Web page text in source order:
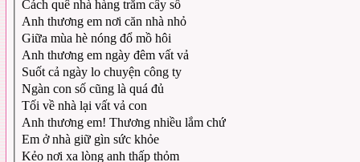
Cách quê nhà hàng trăm cây số
Anh thương em nơi căn nhà nhỏ
Giữa mùa hè nóng đổ mồ hôi
Anh thương em ngày đêm vất vả
Suốt cả ngày lo chuyện công ty
Ngàn con số cũng là quá đủ
Tối về nhà lại vất vả con
Anh thương em! Thương nhiều lắm chứ
Em ở nhà giữ gìn sức khỏe
Kẻo nơi xa lòng anh thấp thỏm